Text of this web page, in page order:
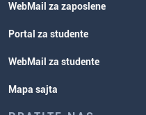
WebMail za zaposlene
Portal za studente
WebMail za studente
Mapa sajta